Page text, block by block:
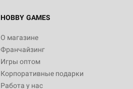
HOBBY GAMES
О магазине
Франчайзинг
Игры оптом
Корпоративные подарки
Работа у нас